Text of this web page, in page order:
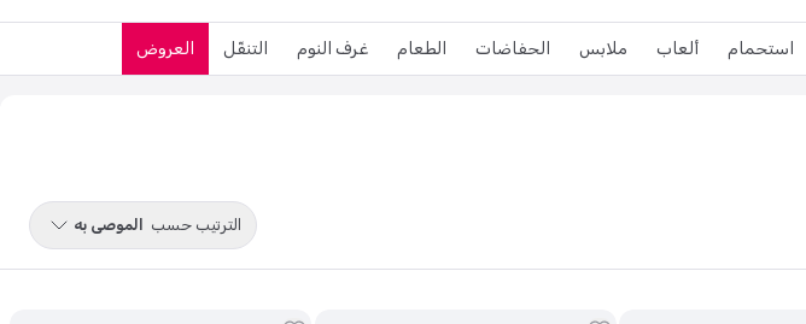
العروض التنقّل غرف النوم الطعام الحفاضات ملابس ألعاب استحمام
الترتيب حسب الموصى به